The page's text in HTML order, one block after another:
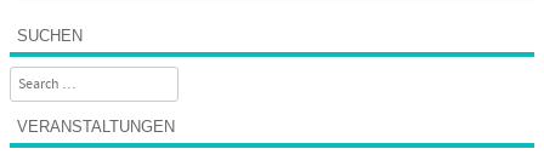
SUCHEN
Search
VERANSTALTUNGEN